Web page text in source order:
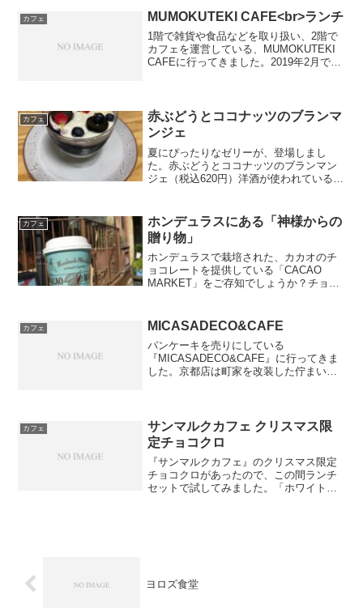
（今回は、海老湯...
カフェ MUMOKUTEKI CAFE<br>ランチ
1階で雑貨や食品などを取り扱い、2階で
カフェを運営している、MUMOKUTEKI
CAFEに行ってきました。2019年2月で一
す。...
カフェ
赤ぶどうとココナッツのブランマ
ンジェ
夏にぴったりなゼリーが、登場しまし
た。赤ぶどうとココナッツのブランマン
ジェ（税込620円）洋酒が使われているよ
層はぶどうゼリー、一番上は生クリーム
とぶどうが飾ってありま...
カフェ
ホンデュラスにある「神様からの
贈り物」
ホンデュラスで栽培された、カカオのチ
ョコレートを提供している「CACAO
MARKET」をご存知でしょうか？チョコ
商品を紹介します。ロイヤルミルクティ
カフェ MICASADECO&CAFE
パンケーキを売りにしている
『MICASADECO&CAFE』に行ってきま
した。京都店は町家を改装した佇まいに
んプレート」(...
カフェ
サンマルクカフェ クリスマス限
定チョコクロ
『サンマルクカフェ』のクリスマス限定
チョコクロがあったので、この間ランチ
セットで試してみました。「ホワイトチ
ヨロズ食堂